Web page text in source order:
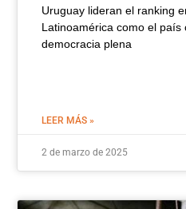
Uruguay lideran el ranking
Latinoamérica como el país
democracia plena
LEER MÁS »
2 de marzo de 2025